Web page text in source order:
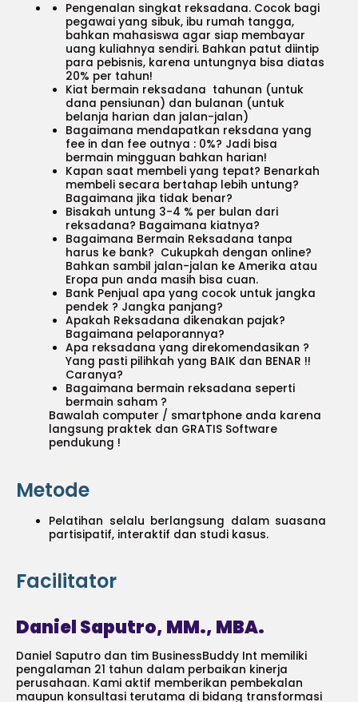
Pengenalan singkat reksadana. Cocok bagi
pegawai yang sibuk, ibu rumah tangga,
bahkan mahasiswa agar siap membayar
uang kuliahnya sendiri. Bahkan patut diintip
para pebisnis, karena untungnya bisa diatas
20% per tahun!
Kiat bermain reksadana tahunan (untuk
dana pensiunan) dan bulanan (untuk
belanja harian dan jalan-jalan)
Bagaimana mendapatkan reksdana yang
fee in dan fee outnya : 0%? Jadi bisa
bermain mingguan bahkan harian!
Kapan saat membeli yang tepat? Benarkah
membeli secara bertahap lebih untung?
Bagaimana jika tidak benar?
Bisakah untung 3-4 % per bulan dari
reksadana? Bagaimana kiatnya?
Bagaimana Bermain Reksadana tanpa
harus ke bank? Cukupkah dengan online?
Bahkan sambil jalan-jalan ke Amerika atau
Eropa pun anda masih bisa cuan.
Bank Penjual apa yang cocok untuk jangka
pendek ? Jangka panjang?
Apakah Reksadana dikenakan pajak?
Bagaimana pelaporannya?
Apa reksadana yang direkomendasikan ?
Yang pasti pilihkah yang BAIK dan BENAR !!
Caranya?
Bagaimana bermain reksadana seperti
bermain saham ?
Bawalah computer / smartphone anda karena
langsung praktek dan GRATIS Software
pendukung !
Metode
Pelatihan selalu berlangsung dalam suasana
partisipatif, interaktif dan studi kasus.
Facilitator
Daniel Saputro, MM., MBA.
Daniel Saputro dan tim BusinessBuddy Int memiliki
pengalaman 21 tahun dalam perbaikan kinerja
perusahaan. Kami aktif memberikan pembekalan
maupun konsultasi terutama di bidang transformasi